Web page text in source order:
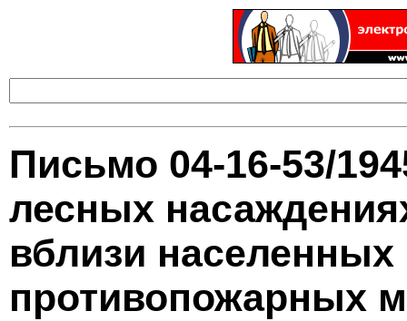
Письмо 04-16-53/
лесных
вблизи населенных
противопожарных